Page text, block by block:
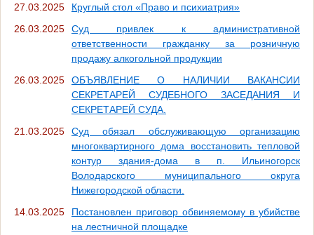
27.03.2025
Круглый стол «Право и психиатрия»
26.03.2025
Суд привлек к административной
ответственности гражданку за розничную
продажу алкогольной продукции
26.03.2025
ОБЪЯВЛЕНИЕ О НАЛИЧИИ ВАКАНСИИ
СЕКРЕТАРЕЙ СУДЕБНОГО ЗАСЕДАНИЯ И
СЕКРЕТАРЕЙ СУДА.
21.03.2025
Суд обязал обслуживающую организацию
многоквартирного дома восстановить тепловой
контур здания-дома в п. Ильиногорск
Володарского муниципального округа
Нижегородской области.
14.03.2025
Постановлен приговор обвиняемому в убийстве
на лестничной площадке